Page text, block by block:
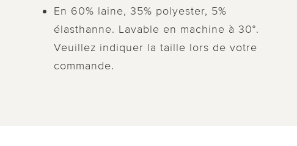
En 60% laine, 35% polyester, 5%
élasthanne. Lavable en machine à 30°.
Veuillez indiquer la taille lors de votre
commande.